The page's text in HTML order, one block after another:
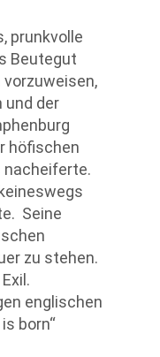
prunkvolle
Beutegut
und der
höfischen
nacheiferte.
Seine
zu stehen.
englischen
born“